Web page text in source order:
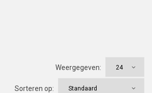
Weergegeven:
Sorteren op: